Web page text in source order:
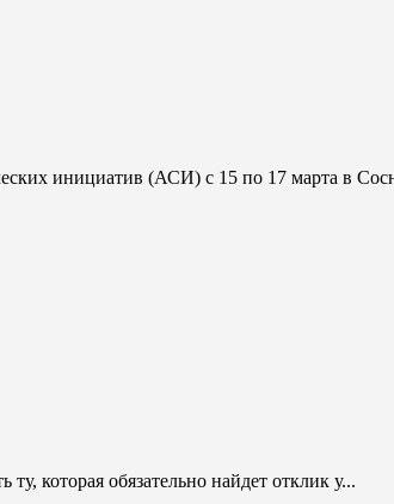
инициатив (АСИ) с 15 по 17 марта в
которая обязательно найдет отклик у...